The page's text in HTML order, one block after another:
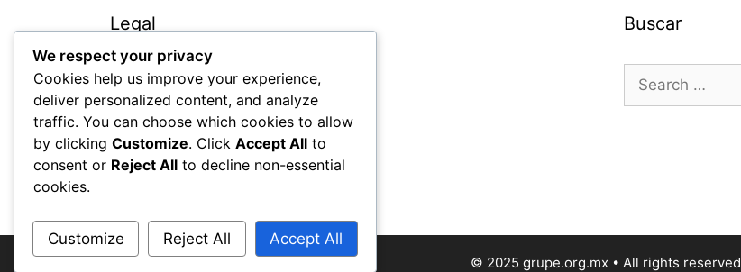
Legal
Política de protección de datos
Preferencias de cookies
Contáctanos
Términos de servicio
Buscar
Search
for:
© 2025 grupe.org.mx • All rights reserved
We respect your privacy
Cookies help us improve your experience,
deliver personalized content, and analyze
traffic. You can choose which cookies to allow
by clicking Customize. Click Accept All to
consent or Reject All to decline non-essential
cookies.
Customize Reject All Accept All